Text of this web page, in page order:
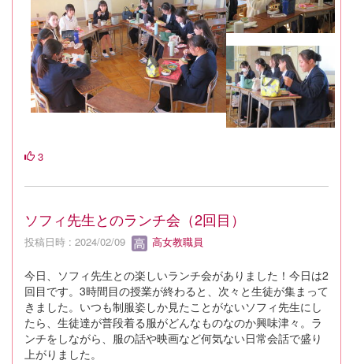
3
ソフィ先生とのランチ会（2回目）
投稿日時 : 2024/02/09 高女教職員
今日、ソフィ先生との楽しいランチ会がありました！今日は2
回目です。3時間目の授業が終わると、次々と生徒が集まって
きました。いつも制服姿しか見たことがないソフィ先生にし
たら、生徒達が普段着る服がどんなものなのか興味津々。ラ
ンチをしながら、服の話や映画など何気ない日常会話で盛り
上がりました。